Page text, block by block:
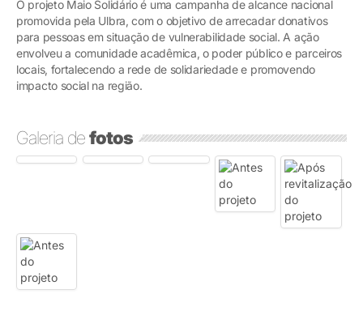
O projeto Maio Solidário é uma campanha de alcance nacional
promovida pela Ulbra, com o objetivo de arrecadar donativos
para pessoas em situação de vulnerabilidade social. A ação
envolveu a comunidade acadêmica, o poder público e parceiros
locais, fortalecendo a rede de solidariedade e promovendo
impacto social na região.
Galeria defotos